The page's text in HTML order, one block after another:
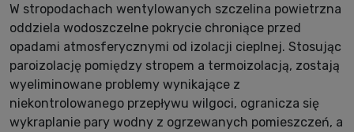
W stropodachach wentylowanych szczelina powietrzna
oddziela wodoszczelne pokrycie chroniące przed
opadami atmosferycznymi od izolacji cieplnej. Stosując
paroizolację pomiędzy stropem a termoizolacją, zostają
wyeliminowane problemy wynikające z
niekontrolowanego przepływu wilgoci, ogranicza się
wykraplanie pary wodny z ogrzewanych pomieszczeń, a